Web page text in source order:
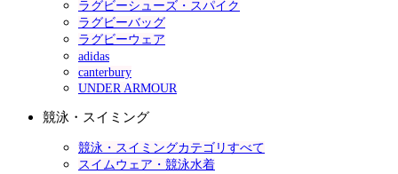
ラグビーシューズ・スパイク
ラグビーバッグ
ラグビーウェア
adidas
canterbury
UNDER ARMOUR
競泳・スイミング
競泳・スイミングカテゴリすべて
スイムウェア・競泳水着